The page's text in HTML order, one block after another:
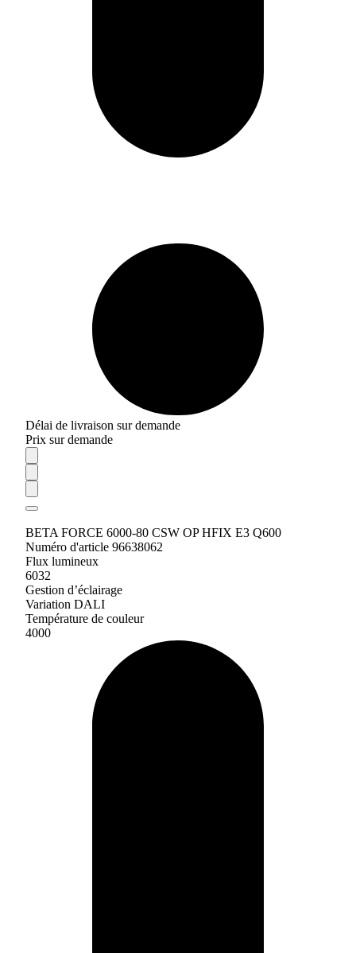
Délai de livraison sur demande
Prix sur demande
BETA FORCE 6000-80 CSW OP HFIX E3 Q600
Numéro d'article 96638062
Flux lumineux
6032
Gestion d’éclairage
Variation DALI
Température de couleur
4000